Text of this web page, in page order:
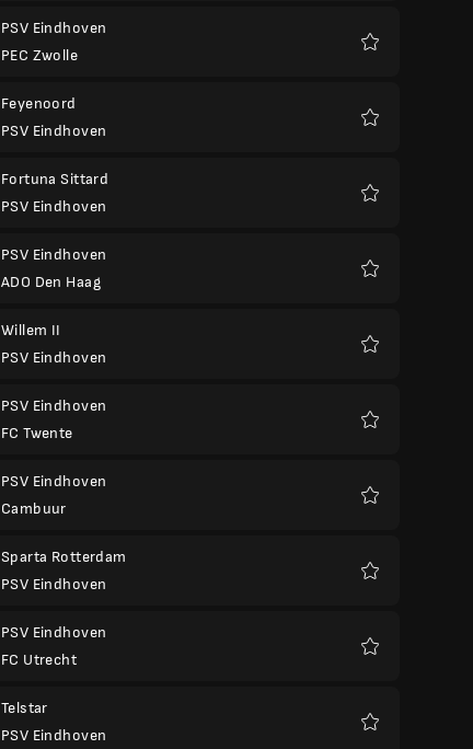
PSV Eindhoven
PEC Zwolle
Feyenoord
PSV Eindhoven
Fortuna Sittard
PSV Eindhoven
PSV Eindhoven
ADO Den Haag
Willem II
PSV Eindhoven
PSV Eindhoven
FC Twente
PSV Eindhoven
Cambuur
Sparta Rotterdam
PSV Eindhoven
PSV Eindhoven
FC Utrecht
Telstar
PSV Eindhoven